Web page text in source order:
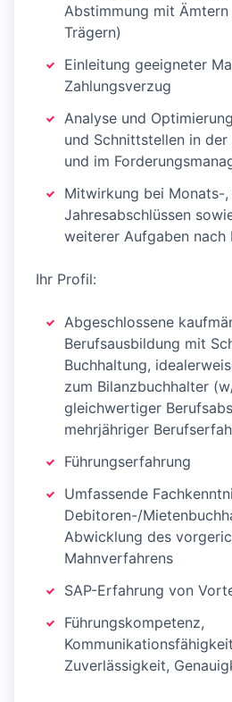
Abstimmung mit
Trägern)
Einleitung geeigneter
Zahlungsverzug
Analyse und
und Schnittstellen in
und im
Mitwirkung bei Monats-
Jahresabschlüssen
weiterer Aufgaben nach
Ihr Profil:
Abgeschlossene
Berufsausbildung mit
Buchhaltung,
zum Bilanzbuchhalter
gleichwertiger
mehrjähriger
Führungserfahrung
Umfassende
Debitoren-/
Abwicklung des
Mahnverfahrens
SAP-Erfahrung von
Führungskompetenz,
Zuverlässigkeit,